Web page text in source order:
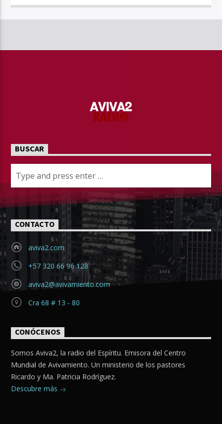
BUSCAR
CONTACTO
aviva2.com
+57 320 66 96 128
aviva2@avivamiento.com
Cra 68 # 13 - 80
CONÓCENOS
Somos Aviva2, la radio del Espíritu. Emisora del Centro
Mundial de Avivamiento. Un ministerio de los pastores
Ricardo y Ma. Patricia Rodríguez.
Descubre más